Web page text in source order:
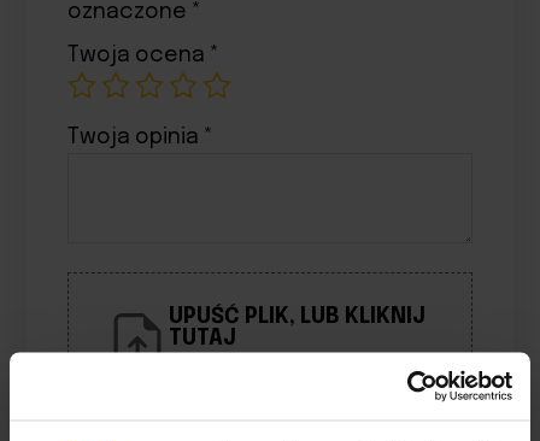
oznaczone *
Twoja ocena *
Twoja opinia *
UPUŚĆ PLIK, LUB KLIKNIJ
TUTAJ